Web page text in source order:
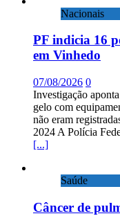
Nacionais
PF indicia 16
em Vinhedo
07/08/2026 0
Investigação
gelo com
não eram
2024 A Polícia
[...]
Saúde
Câncer de